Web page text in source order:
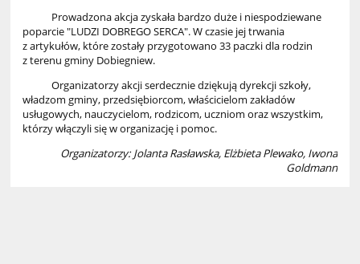
Prowadzona akcja zyskała bardzo duże i niespodziewane
poparcie "LUDZI DOBREGO SERCA". W czasie jej trwania
z artykułów, które zostały przygotowano 33 paczki dla rodzin
z terenu gminy Dobiegniew.
Organizatorzy akcji serdecznie dziękują dyrekcji szkoły,
władzom gminy, przedsiębiorcom, właścicielom zakładów
usługowych, nauczycielom, rodzicom, uczniom oraz wszystkim,
którzy włączyli się w organizację i pomoc.
Organizatorzy: Jolanta Rasławska, Elżbieta Plewako, Iwona
Goldmann